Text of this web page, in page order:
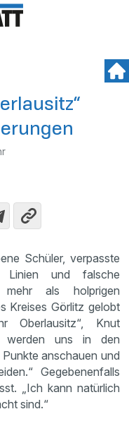
Schüler, verpasste
Linien und falsche
als holprigen
Kreises Görlitz gelobt
Oberlausitz“, Knut
werden uns in den
anschauen und
Gegebenenfalls
„Ich kann natürlich
sind.“